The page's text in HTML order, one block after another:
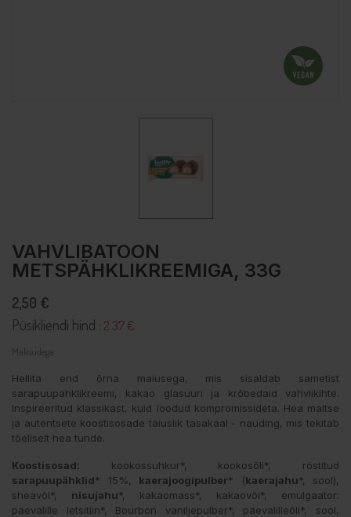
VAHVLIBATOON
METSPÄHKLIKREEMIGA, 33G
2,50 €
Püsikliendi hind : 2.37 €
Maksudega
Hellita end õrna maiusega, mis sisaldab sametist
sarapuupähklikreemi, kakao glasuuri ja krõbedaid vahvlikihte.
Inspireeritud klassikast, kuid loodud kompromissideta. Hea maitse
ja autentsete koostisosade täiuslik tasakaal - nauding, mis tekitab
tõeliselt hea tunde.
Koostisosad: kookossuhkur*, kookosõli*, röstitud
sarapuupähklid* 15%, kaerajoogipulber* (kaerajahu*, sool),
sheavõi*, nisujahu*, kakaomass*, kakaovõi*, emulgaator:
päevalille letsitiin*, Bourbon vaniljepulber*, päevalilleõli*, sool,